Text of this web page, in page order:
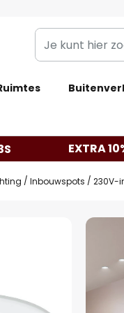
Je
kunt
zoeken
webwinkel
EXTRA
Inbouwspots 230V-